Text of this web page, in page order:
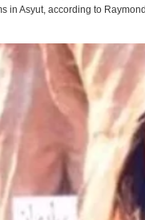
in Asyut, according to